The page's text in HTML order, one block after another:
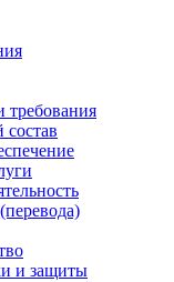
требования
состав
и защиты